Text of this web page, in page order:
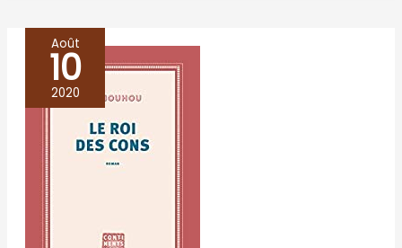
Août
10
2020
cons
Idi
Nouhou